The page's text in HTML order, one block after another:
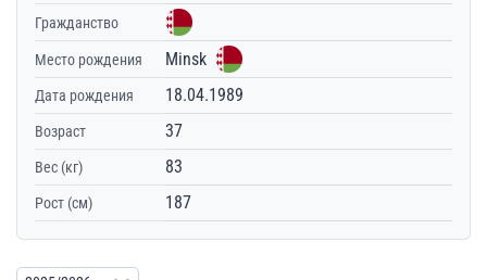
Гражданство
Место рождения Minsk
Дата рождения 18.04.1989
Возраст 37
Вес (кг) 83
Рост (см) 187